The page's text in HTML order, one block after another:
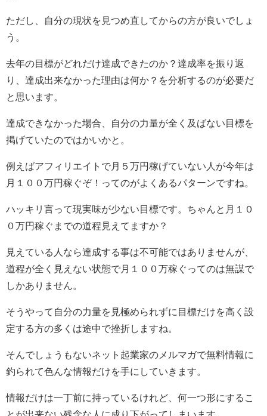
ただし、自分の現状を見つめ直してからの方が良いでしょ
う。
去年の目標がどれだけ達成できたのか？達成率を振り返
り、達成出来なかった理由は何か？を分析するのが必要だ
と思います。
達成できなかった場合、自分の力量が全く及ばない目標を
掲げていたのではかいかと。
例えばアフィリエイトで月５万円稼げていない人が今年は
月１００万円稼ぐぞ！ってのがよくあるパターンですね。
ハッキリ言って現実味が少ない目標です。ちゃんと月１０
０万円稼ぐまでの道程見えてますか？
見えている人なら達成する事は不可能ではありませんが、
道程が全く見えない状態で月１００万稼ぐってのは無謀で
しかありません。
そうやって自分の力量を見極められずに目標だけを高く設
定する方の多くは途中で挫折しますね。
そんでしょうもないネット起業家のメルマガで無料情報に
釣られて色んな情報だけを手にしていきます。
情報だけは一丁前に持っているけれど、何一つ形にするこ